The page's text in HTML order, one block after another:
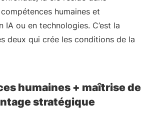
humaines et
IA ou en technologies. C’est la
deux qui crée les conditions de la
humaines + maîtrise de
stratégique